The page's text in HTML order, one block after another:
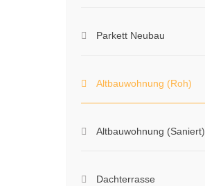
Parkett Neubau
Altbauwohnung (Roh)
Altbauwohnung (Saniert)
Dachterrasse